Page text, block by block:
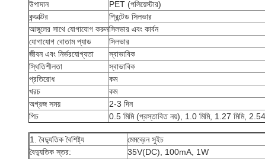
উপাদান
PET (পলিয়েস্টার)
কন্ডাক্টর
প্রিন্টেড সিলভার
আঙ্গুলের সাথে যোগাযোগ করুনসিলভার এবং কার্বন
যোগাযোগ বোতাম প্যাড
সিলভার
জীবন এবং নির্ভরযোগ্যতা
স্বাভাবিক
স্থিতিশীলতা
স্বাভাবিক
প্রতিরোধ
কম
খরচ
কম
অগ্রজ সময়
2-3 দিন
পিচ
0.5 মিমি (প্রস্তাবিত নয়), 1.0 মিমি, 1.27 মিমি, 2.54
1. বৈদ্যুতিক বৈশিষ্ট্য
মেমব্রেন সুইচ
বৈদ্যুতিক স্তর:
35V(DC), 100mA, 1W